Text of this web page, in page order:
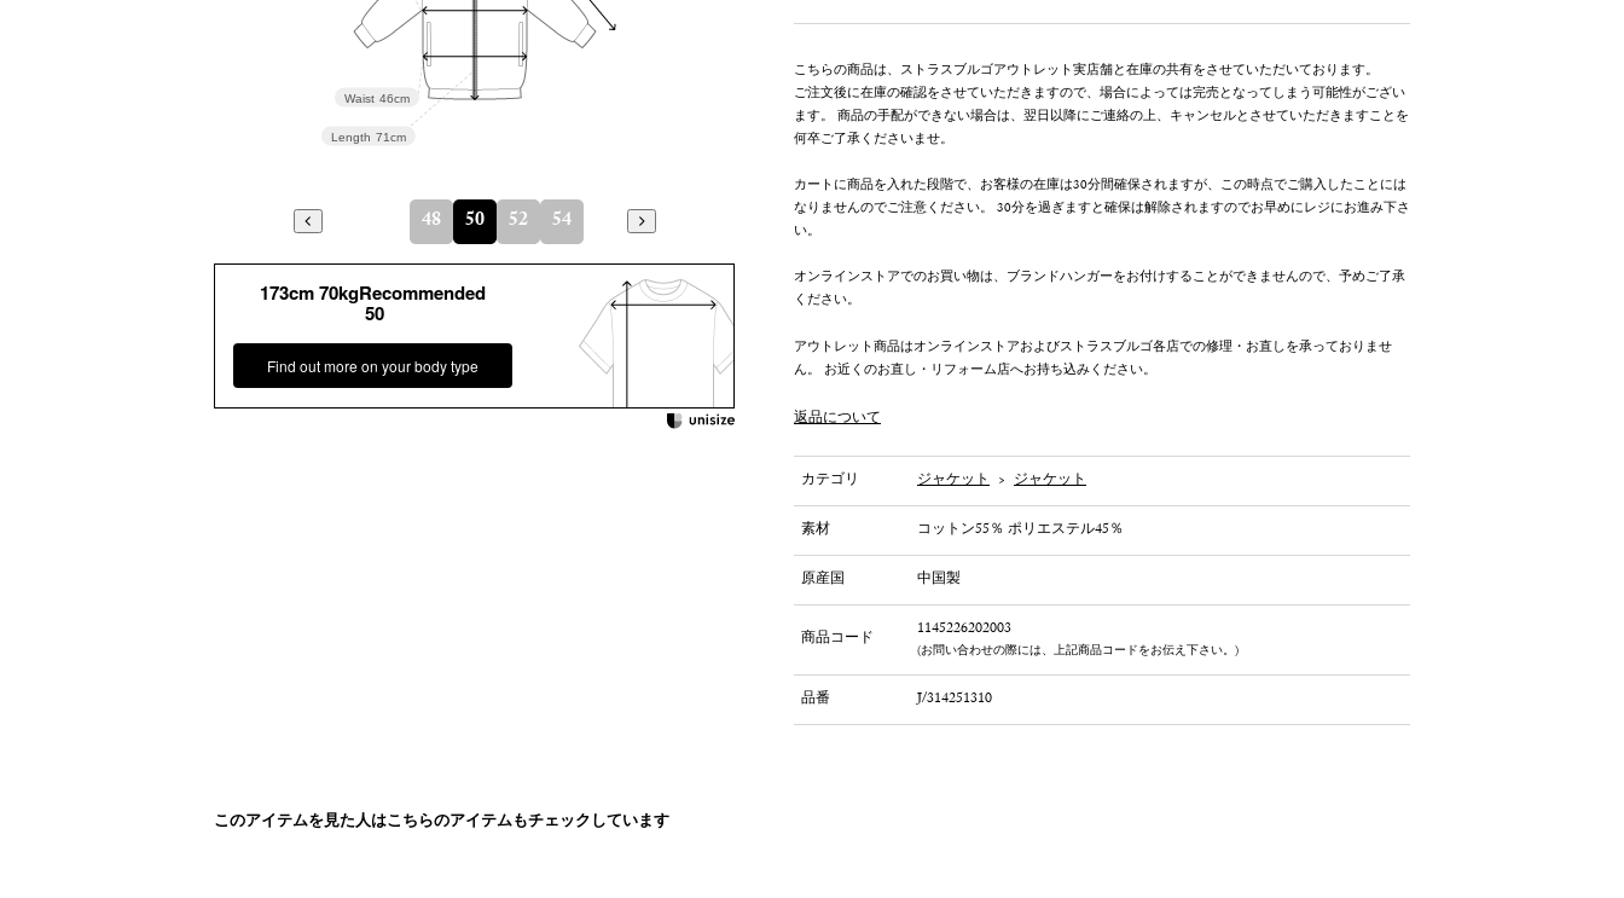
Length 71cm
Waist 46cm
48 50 52 54
173cm 70kgRecommended
50
Find out more on your body type
こちらの商品は、ストラスブルゴアウトレット実店舗と在庫の共有をさせていただいております。
ご注文後に在庫の確認をさせていただきますので、場合によっては完売となってしまう可能性がござい
ます。 商品の手配ができない場合は、翌日以降にご連絡の上、キャンセルとさせていただきますことを
何卒ご了承くださいませ。
カートに商品を入れた段階で、お客様の在庫は30分間確保されますが、この時点でご購入したことには
なりませんのでご注意ください。 30分を過ぎますと確保は解除されますのでお早めにレジにお進み下さ
い。
オンラインストアでのお買い物は、ブランドハンガーをお付けすることができませんので、予めご了承
ください。
アウトレット商品はオンラインストアおよびストラスブルゴ各店での修理・お直しを承っておりませ
ん。 お近くのお直し・リフォーム店へお持ち込みください。
返品について
カテゴリ ジャケット > ジャケット
素材 コットン55％ ポリエステル45％
原産国 中国製
商品コード 1145226202003
(お問い合わせの際には、上記商品コードをお伝え下さい。)
品番 J/314251310
このアイテムを見た人はこちらのアイテムもチェックしています